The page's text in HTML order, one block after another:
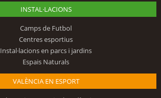
INSTAL·LACIONS
Camps de Futbol
Centres esportius
Instal·lacions en parcs i jardins
Espais Naturals
VALÈNCIA EN ESPORT